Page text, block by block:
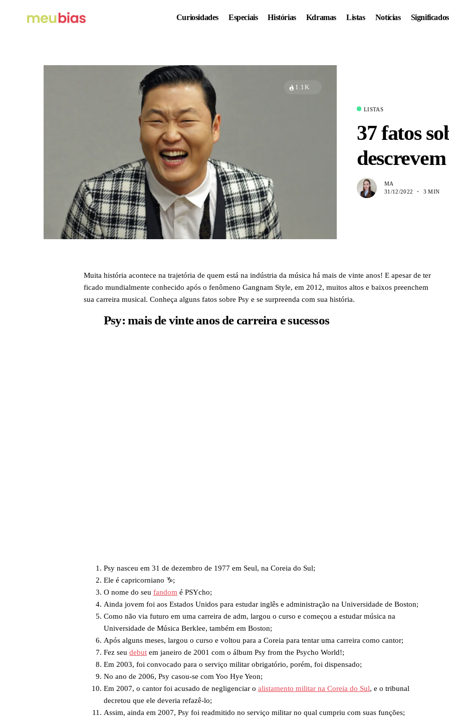
Curiosidades Especiais Histórias Kdramas Listas Notícias Significados
1.1K
LISTAS
37 fatos
MA
31/12/2022
3 MIN
Muita história acontece na trajetória de quem está na indústria da música há mais de vinte anos! E apesar de ter
ficado mundialmente conhecido após o fenômeno Gangnam Style, em 2012, muitos altos e baixos preenchem
sua carreira musical. Conheça alguns fatos sobre Psy e se surpreenda com sua história.
Psy: mais de vinte anos de carreira e sucessos
Psy nasceu em 31 de dezembro de 1977 em Seul, na Coreia do Sul;
Ele é capricorniano ♑;
O nome do seu fandom é PSYcho;
Ainda jovem foi aos Estados Unidos para estudar inglês e administração na Universidade de Boston;
Como não via futuro em uma carreira de adm, largou o curso e começou a estudar música na
Universidade de Música Berklee, também em Boston;
Após alguns meses, largou o curso e voltou para a Coreia para tentar uma carreira como cantor;
Fez seu debut em janeiro de 2001 com o álbum Psy from the Psycho World!;
Em 2003, foi convocado para o serviço militar obrigatório, porém, foi dispensado;
No ano de 2006, Psy casou-se com Yoo Hye Yeon;
Em 2007, o cantor foi acusado de negligenciar o alistamento militar na Coreia do Sul, e o tribunal
decretou que ele deveria refazê-lo;
Assim, ainda em 2007, Psy foi readmitido no serviço militar no qual cumpriu com suas funções;